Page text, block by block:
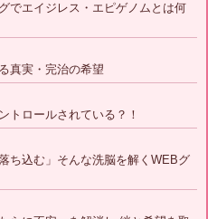
でエイジレス・エピゲノムとは何
真実・完治の希望
トロールされている？！
ち込む」そんな洗脳を解くWEBグ